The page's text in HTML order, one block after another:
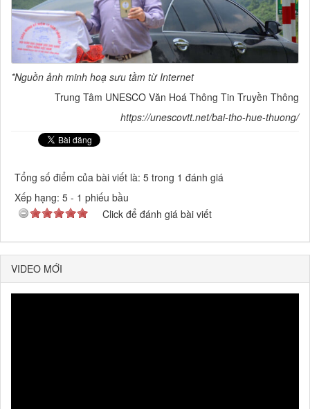
*Nguồn ảnh minh hoạ sưu tầm từ Internet
Trung Tâm UNESCO Văn Hoá Thông Tin Truyền Thông
https://unescovtt.net/bai-tho-hue-thuong/
Tổng số điểm của bài viết là: 5 trong 1 đánh giá
Xếp hạng: 5 - 1 phiếu bầu
Click để đánh giá bài viết
VIDEO MỚI